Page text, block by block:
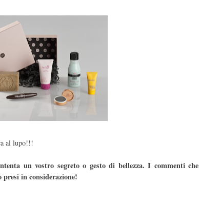
al lupo!!!
un vostro segreto o gesto di bellezza. I commenti che
in considerazione!